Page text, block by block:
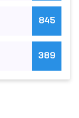
845
389